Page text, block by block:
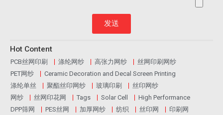
发送
Hot Content
丝网印刷网纱
高张力网纱
涤纶网纱
PCB丝网印刷
Ceramic Decoration and Decal Screen Printing
PET网纱
丝印网纱
玻璃印刷
聚酯丝印网纱
涤纶单丝
High Performance
Solar Cell
Tags
丝网印花网
网纱
印刷网
丝印网
纺织
加厚网纱
PES丝网
DPP筛网